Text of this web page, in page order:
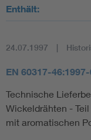
Elektrofachkraft
Enthält:
24.07.1997
EN 60317-
Technische
Wickeldrähten -
mit aromatischen